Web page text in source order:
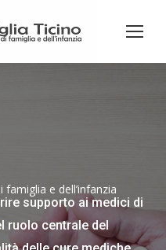
e dell’infanzia
supporto ai medici di
ruolo centrale del